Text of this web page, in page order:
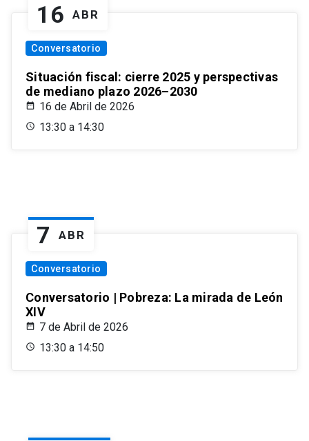
16 ABR
Conversatorio
Situación fiscal: cierre 2025 y perspectivas
de mediano plazo 2026–2030
16 de Abril de 2026
13:30 a 14:30
7 ABR
Conversatorio
Conversatorio | Pobreza: La mirada de León
XIV
7 de Abril de 2026
13:30 a 14:50